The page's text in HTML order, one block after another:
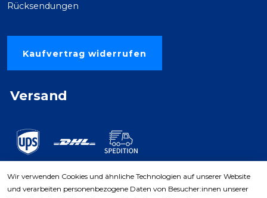
Rücksendungen
Kaufvertrag widerrufen
Versand
Wir verwenden Cookies und ähnliche Technologien auf unserer Website
und verarbeiten personenbezogene Daten von Besucher:innen unserer